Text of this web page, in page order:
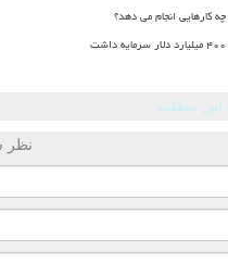
کارهایی انجام می دهد؟
این مطلب
نظر